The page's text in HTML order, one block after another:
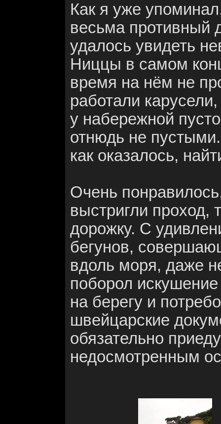
Как я уже
весьма противный
удалось увидеть
Ниццы в самом
время на нём не
работали
у набережной
отнюдь не
как оказалось,
Очень
выстригли проход,
дорожку. С
бегунов,
вдоль моря, даже
поборол
на берегу и
швейцарские
обязательно
недосмотренным